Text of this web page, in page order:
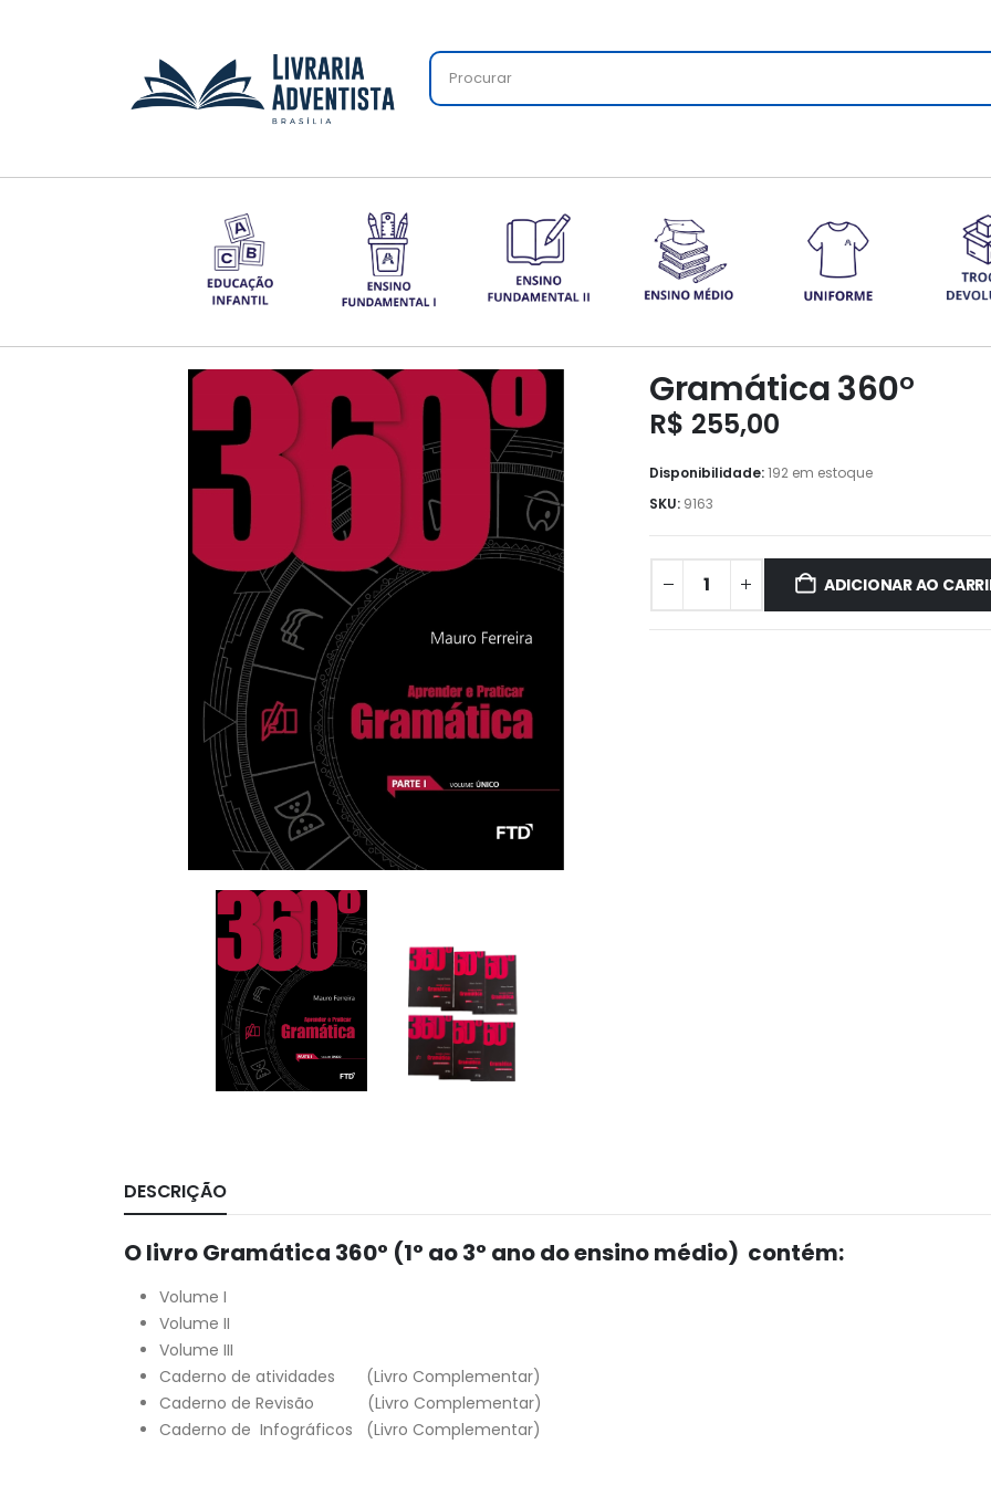
Gramática 360°
R$ 255,00
Disponibilidade:192 em estoque
SKU: 9163
ADICIONAR AO
DESCRIÇÃO
O livro Gramática 360° (1° ao 3° ano do ensino médio) contém:
Volume I
Volume II
Volume III
Caderno de atividades (Livro Complementar)
Caderno de Revisão (Livro Complementar)
Caderno de Infográficos (Livro Complementar)